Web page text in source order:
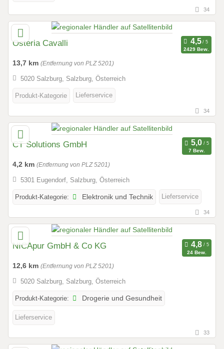
34
Osteria Cavalli
2429 Bew.
13,7 km (Entfernung von PLZ 5201)
5020 Salzburg, Salzburg, Österreich
Produkt-Kategorie Lieferservice
34
CT Solutions GmbH
7 Bew.
4,2 km (Entfernung von PLZ 5201)
5301 Eugendorf, Salzburg, Österreich
Produkt-Kategorie: Elektronik und Technik Lieferservice
34
NICApur GmbH & Co KG
24 Bew.
12,6 km (Entfernung von PLZ 5201)
5020 Salzburg, Salzburg, Österreich
Produkt-Kategorie: Drogerie und Gesundheit
Lieferservice
33